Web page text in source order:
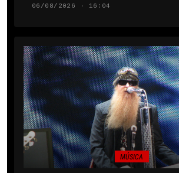
06/08/2026 · 16:04
MÚSICA